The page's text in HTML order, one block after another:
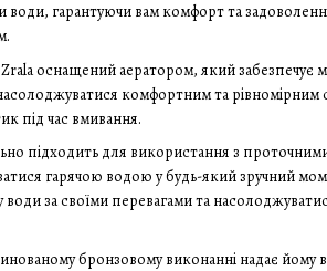
води, гарантуючи вам комфорт та
оснащений аератором, який забезпечує
комфортним та
під час вмивання.
підходить для використання з
гарячою водою у будь-який зручний
води за своїми перевагами та
бронзовому виконанні надає йому